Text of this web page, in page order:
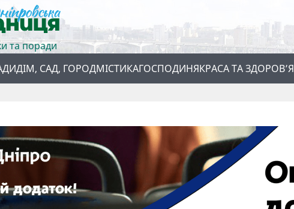
та поради
ДІМ, САД, ГОРОДМІСТИКАГОСПОДИНЯКРАСА ТА ЗДОРОВ’Я